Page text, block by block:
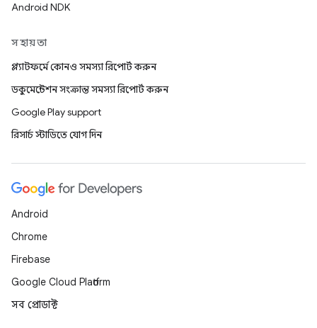
Android NDK
সহায়তা
প্ল্যাটফর্মে কোনও সমস্যা রিপোর্ট করুন
ডকুমেন্টেশন সংক্রান্ত সমস্যা রিপোর্ট করুন
Google Play support
রিসার্চ স্টাডিতে যোগ দিন
Android
Chrome
Firebase
Google Cloud Platform
সব প্রোডাক্ট